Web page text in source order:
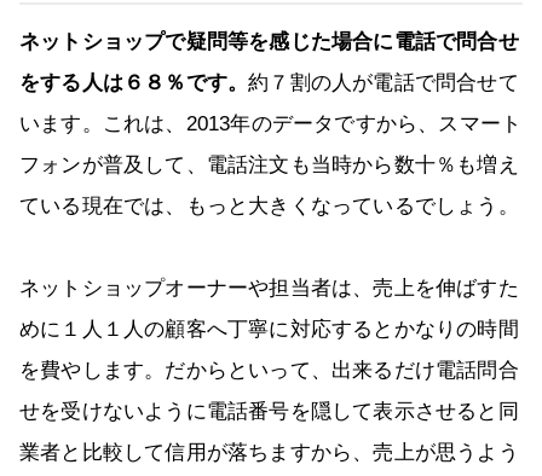
ネットショップで疑問等を感じた場合に電話で問合せ
をする人は６８％です。約７割の人が電話で問合せて
います。これは、2013年のデータですから、スマート
フォンが普及して、電話注文も当時から数十％も増え
ている現在では、もっと大きくなっているでしょう。
ネットショップオーナーや担当者は、売上を伸ばすた
めに１人１人の顧客へ丁寧に対応するとかなりの時間
を費やします。だからといって、出来るだけ電話問合
せを受けないように電話番号を隠して表示させると同
業者と比較して信用が落ちますから、売上が思うよう